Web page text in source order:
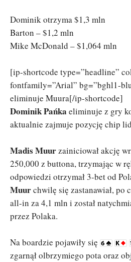
Dominik otrzyma $1,3 mln
Barton – $1,2 mln
Mike McDonald – $1,064 mln
[ip-shortcode type=”headline”
fontfamily=”Arial” bg=”bghl1-
eliminuje Muura[/ip-shortcode]
Dominik Pańka eliminuje z gry
aktualnie zajmuje pozycję chip
Madis Muurzainiciował akcję
250,000 z buttona, trzymając w
odpowiedzi otrzymał 3-bet od
Muurchwilę się zastanawiał, po
all-in za 4,1 mln i został
przez Polaka.
Na boardzie pojawiły się
zgarnął olbrzymiego pota oraz